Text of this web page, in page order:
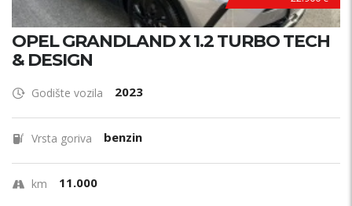
OPEL GRANDLAND X 1.2 TURBO TECH
& DESIGN
Godište vozila 2023
Vrsta goriva benzin
km 11.000